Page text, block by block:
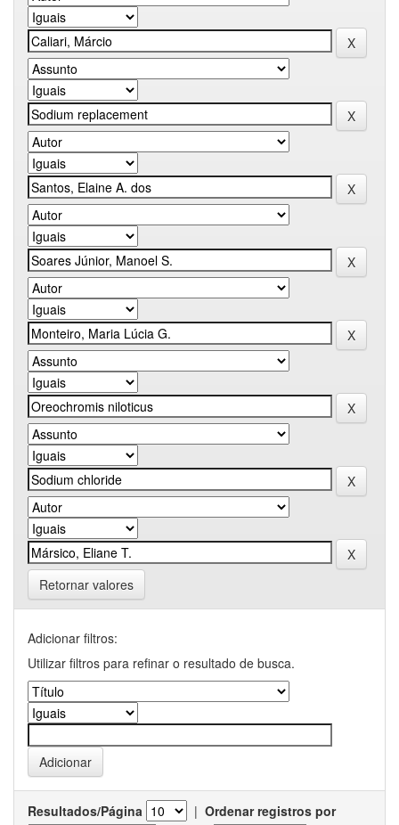
Retornar valores
Adicionar filtros:
Utilizar filtros para refinar o resultado de busca.
Resultados/Página | Ordenar registros por